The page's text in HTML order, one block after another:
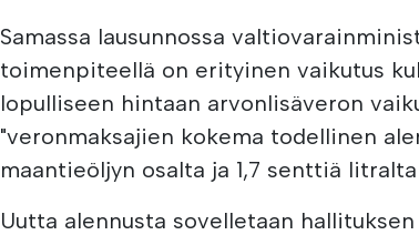
Samassa lausunnossa
toimenpiteellä on erityinen vaikutus
lopulliseen hintaan arvonlisäveron
"veronmaksajien kokema todellinen
maantieöljyn osalta ja 1,7 senttiä
Uutta alennusta sovelletaan